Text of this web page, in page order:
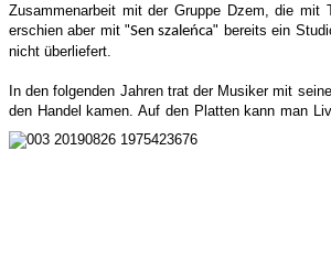
Zusammenarbeit mit der Gruppe Dzem, die mit
erschien aber mit "Sen szaleńca" bereits ein
nicht überliefert.
In den folgenden Jahren trat der Musiker mit
den Handel kamen. Auf den Platten kann man